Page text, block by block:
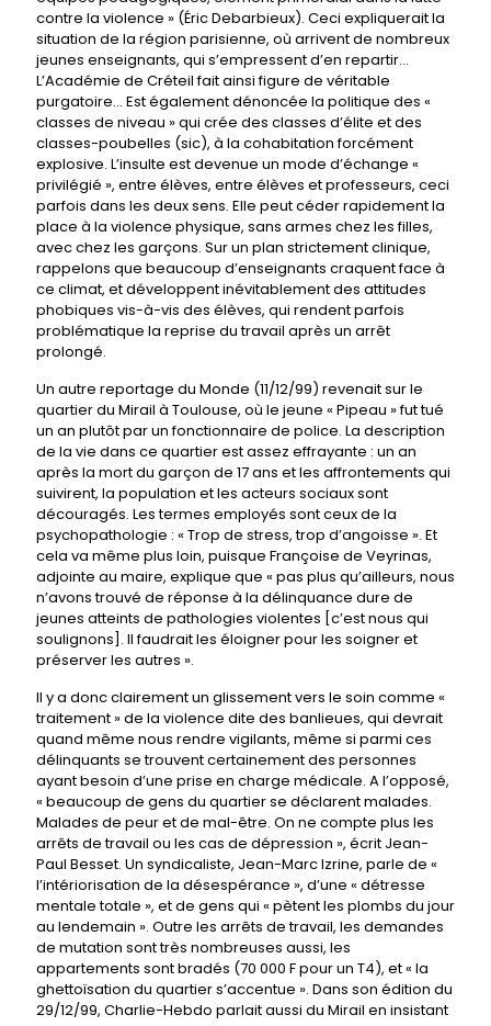
contre la violence » (Éric Debarbieux). Ceci expliquerait la
situation de la région parisienne, où arrivent de nombreux
jeunes enseignants, qui s’empressent d’en repartir...
L’Académie de Créteil fait ainsi figure de véritable
purgatoire... Est également dénoncée la politique des «
classes de niveau » qui crée des classes d’élite et des
classes-poubelles (sic), à la cohabitation forcément
explosive. L’insulte est devenue un mode d’échange «
privilégié », entre élèves, entre élèves et professeurs, ceci
parfois dans les deux sens. Elle peut céder rapidement la
place à la violence physique, sans armes chez les filles,
avec chez les garçons. Sur un plan strictement clinique,
rappelons que beaucoup d’enseignants craquent face à
ce climat, et développent inévitablement des attitudes
phobiques vis-à-vis des élèves, qui rendent parfois
problématique la reprise du travail après un arrêt
prolongé.
Un autre reportage du Monde (11/12/99) revenait sur le
quartier du Mirail à Toulouse, où le jeune « Pipeau » fut tué
un an plutôt par un fonctionnaire de police. La description
de la vie dans ce quartier est assez effrayante : un an
après la mort du garçon de 17 ans et les affrontements qui
suivirent, la population et les acteurs sociaux sont
découragés. Les termes employés sont ceux de la
psychopathologie : « Trop de stress, trop d’angoisse ». Et
cela va même plus loin, puisque Françoise de Veyrinas,
adjointe au maire, explique que « pas plus qu’ailleurs, nous
n’avons trouvé de réponse à la délinquance dure de
jeunes atteints de pathologies violentes [c’est nous qui
soulignons]. Il faudrait les éloigner pour les soigner et
préserver les autres ».
Il y a donc clairement un glissement vers le soin comme «
traitement » de la violence dite des banlieues, qui devrait
quand même nous rendre vigilants, même si parmi ces
délinquants se trouvent certainement des personnes
ayant besoin d’une prise en charge médicale. A l’opposé,
« beaucoup de gens du quartier se déclarent malades.
Malades de peur et de mal-être. On ne compte plus les
arrêts de travail ou les cas de dépression », écrit Jean-
Paul Besset. Un syndicaliste, Jean-Marc Izrine, parle de «
l’intériorisation de la désespérance », d’une « détresse
mentale totale », et de gens qui « pètent les plombs du jour
au lendemain ». Outre les arrêts de travail, les demandes
de mutation sont très nombreuses aussi, les
appartements sont bradés (70 000 F pour un T4), et « la
ghettoïsation du quartier s’accentue ». Dans son édition du
29/12/99, Charlie-Hebdo parlait aussi du Mirail en insistant